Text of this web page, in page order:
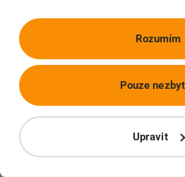
Rozumím
Upravit
Pouze